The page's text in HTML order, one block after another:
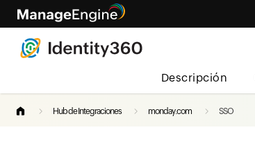
Descripción
Hub de Integraciones monday.com SSO